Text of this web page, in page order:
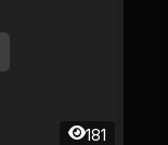
181